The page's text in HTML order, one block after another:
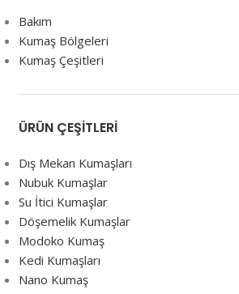
Bakım
Kumaş Bölgeleri
Kumaş Çeşitleri
ÜRÜN ÇEŞITLERI
Dış Mekan Kumaşları
Nubuk Kumaşlar
Su İtici Kumaşlar
Döşemelik Kumaşlar
Modoko Kumaş
Kedi Kumaşları
Nano Kumaş